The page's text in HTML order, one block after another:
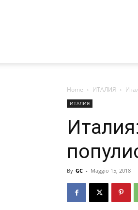
Home ИТАЛИЯ
ИТАЛИЯ
By GC - Maggio 15, 2018